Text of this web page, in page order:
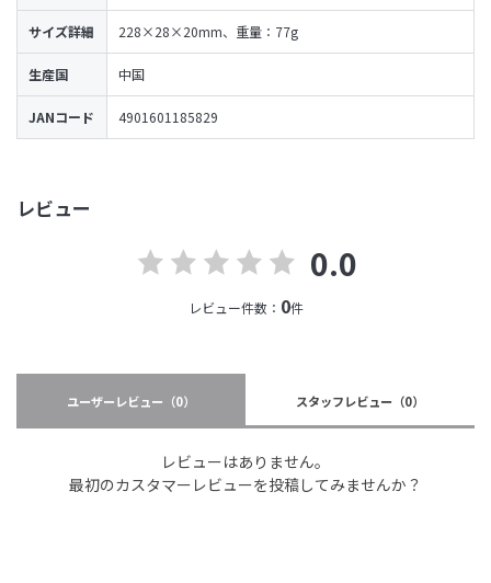
レビュー
0.0
レビュー件数： 0件
ユーザーレビュー （0） スタッフレビュー （0）
レビューはありません。
最初のカスタマーレビューを投稿してみませんか？
サイズ詳細 228×28×20mm、重量：77g
生産国 中国
JANコード 4901601185829